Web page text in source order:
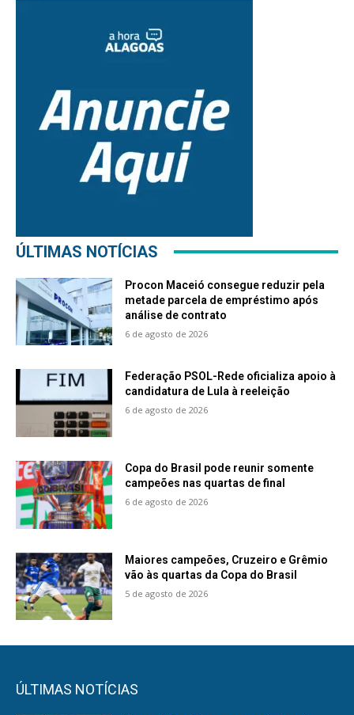
ÚLTIMAS NOTÍCIAS
Procon Maceió consegue reduzir pela
metade parcela de empréstimo após
análise de contrato
6 de agosto de 2026
Federação PSOL-Rede oficializa apoio à
candidatura de Lula à reeleição
6 de agosto de 2026
Copa do Brasil pode reunir somente
campeões nas quartas de final
6 de agosto de 2026
Maiores campeões, Cruzeiro e Grêmio
vão às quartas da Copa do Brasil
5 de agosto de 2026
ÚLTIMAS NOTÍCIAS